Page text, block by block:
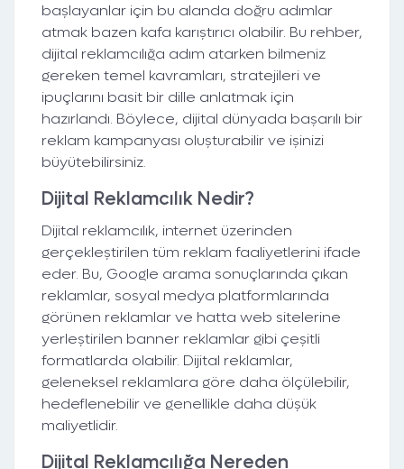
başlayanlar için bu alanda doğru adımlar
atmak bazen kafa karıştırıcı olabilir. Bu rehber,
dijital reklamcılığa adım atarken bilmeniz
gereken temel kavramları, stratejileri ve
ipuçlarını basit bir dille anlatmak için
hazırlandı. Böylece, dijital dünyada başarılı bir
reklam kampanyası oluşturabilir ve işinizi
büyütebilirsiniz.
Dijital Reklamcılık Nedir?
Dijital reklamcılık, internet üzerinden
gerçekleştirilen tüm reklam faaliyetlerini ifade
eder. Bu, Google arama sonuçlarında çıkan
reklamlar, sosyal medya platformlarında
görünen reklamlar ve hatta web sitelerine
yerleştirilen banner reklamlar gibi çeşitli
formatlarda olabilir. Dijital reklamlar,
geleneksel reklamlara göre daha ölçülebilir,
hedeflenebilir ve genellikle daha düşük
maliyetlidir.
Dijital Reklamcılığa Nereden